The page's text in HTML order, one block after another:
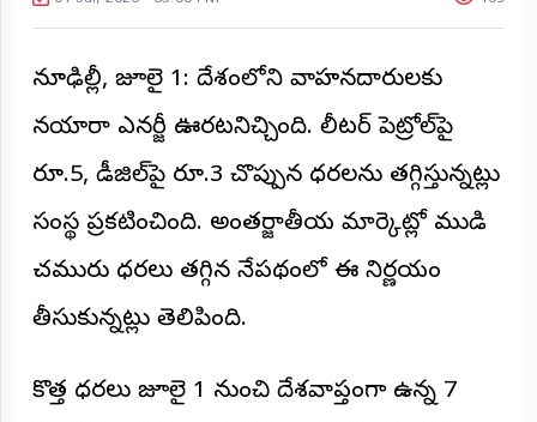
(MAIN)
భక్తి
క్రీడలు
జాతీయం
న్యూఢిల్లీ, జూలై 1: దేశంలోని వాహనదారులకు
నయారా ఎనర్జీ ఊరటనిచ్చింది. లీటర్ పెట్రోల్‌పై
రూ.5, డీజిల్‌పై రూ.3 చొప్పున ధరలను తగ్గిస్తున్నట్లు
సంస్థ ప్రకటించింది. అంతర్జాతీయ మార్కెట్లో ముడి
చమురు ధరలు తగ్గిన నేపథ్యంలో ఈ నిర్ణయం
తీసుకున్నట్లు తెలిపింది.
కొత్త ధరలు జూలై 1 నుంచి దేశవ్యాప్తంగా ఉన్న 7